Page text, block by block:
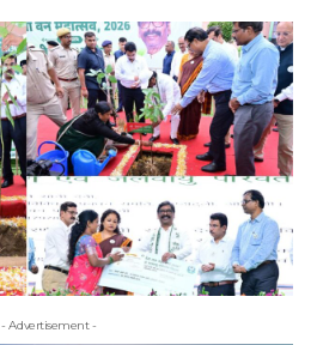
- Advertisement -